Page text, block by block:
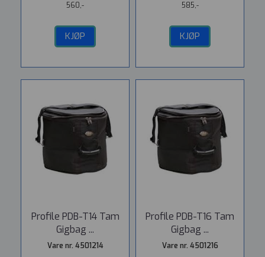
560,-
KJØP
585,-
KJØP
Profile PDB-T14 Tam
Gigbag ...
Vare nr. 4501214
Profile PDB-T16 Tam
Gigbag ...
Vare nr. 4501216